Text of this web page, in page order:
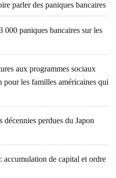
parler des paniques bancaires
000 paniques bancaires sur les
aux programmes sociaux
pour les familles américaines qui
perdues du Japon
de capital et ordre